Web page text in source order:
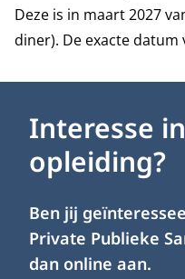
Deze is in maart 2027
diner). De exacte datum
Interesse
opleiding?
Ben jij
Private Publieke
dan online aan.